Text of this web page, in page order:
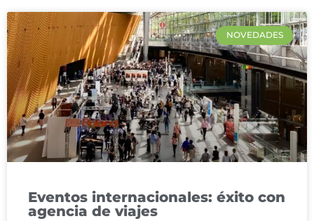
NOVEDADES
Eventos internacionales: éxito con
agencia de viajes